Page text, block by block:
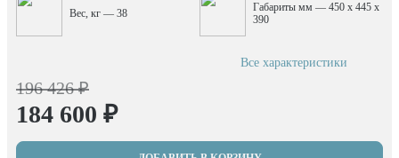
Вес, кг — 38
Габариты мм — 450 x 445 x
390
Все характеристики
196 426 ₽
184 600 ₽